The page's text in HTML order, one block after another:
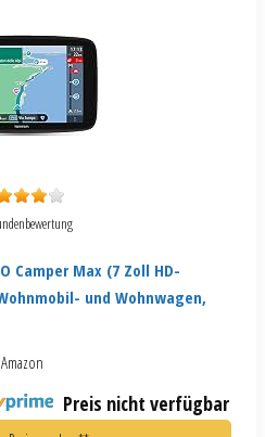
Camper Max (7 Zoll HD-
und Wohnwagen,
Amazon
Preis nicht verfügbar